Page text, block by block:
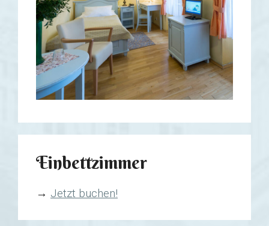
Einbettzimmer
→ Jetzt buchen!